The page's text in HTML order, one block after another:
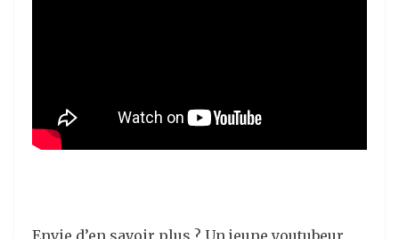
Envie d’en savoir plus ? Un jeune youtubeur